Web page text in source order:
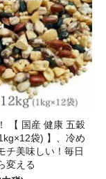
【 国産 健康 五穀
袋) 】、冷め
チ美味しい！毎日
変える